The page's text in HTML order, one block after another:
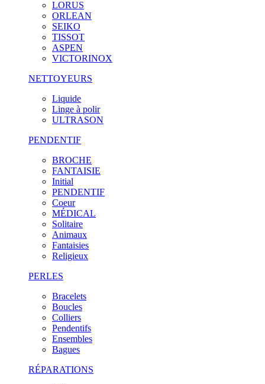
LORUS
ORLEAN
SEIKO
TISSOT
ASPEN
VICTORINOX
NETTOYEURS
Liquide
Linge à polir
ULTRASON
PENDENTIF
BROCHE
FANTAISIE
Initial
PENDENTIF
Coeur
MÉDICAL
Solitaire
Animaux
Fantaisies
Religieux
PERLES
Bracelets
Boucles
Colliers
Pendentifs
Ensembles
Bagues
RÉPARATIONS